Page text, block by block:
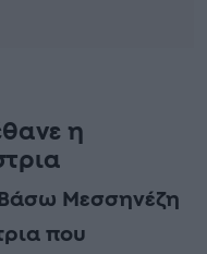
η
Βάσω Μεσσηνέζη
που